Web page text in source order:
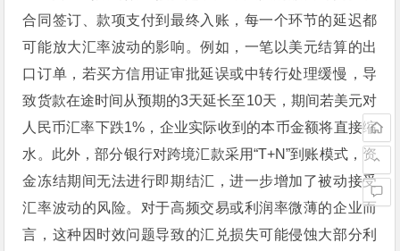
合同签订、款项支付到最终入账，每一个环节的延迟都
可能放大汇率波动的影响。例如，一笔以美元结算的出
口订单，若买方信用证审批延误或中转行处理缓慢，导
致货款在途时间从预期的3天延长至10天，期间若美元对
人民币汇率下跌1%，企业实际收到的本币金额将直接缩
水。此外，部分银行对跨境汇款采用“T+N”到账模式，资
金冻结期间无法进行即期结汇，进一步增加了被动接受
汇率波动的风险。对于高频交易或利润率微薄的企业而
言，这种因时效问题导致的汇兑损失可能侵蚀大部分利